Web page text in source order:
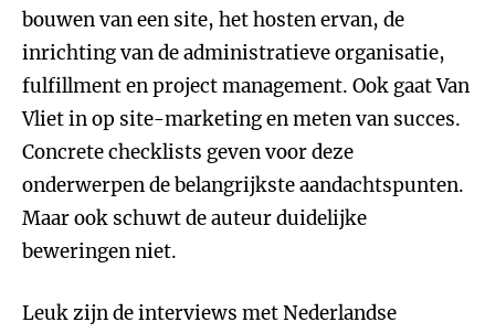
bouwen van een site, het hosten ervan, de
inrichting van de administratieve organisatie,
fulfillment en project management. Ook gaat Van
Vliet in op site-marketing en meten van succes.
Concrete checklists geven voor deze
onderwerpen de belangrijkste aandachtspunten.
Maar ook schuwt de auteur duidelijke
beweringen niet.
Leuk zijn de interviews met Nederlandse